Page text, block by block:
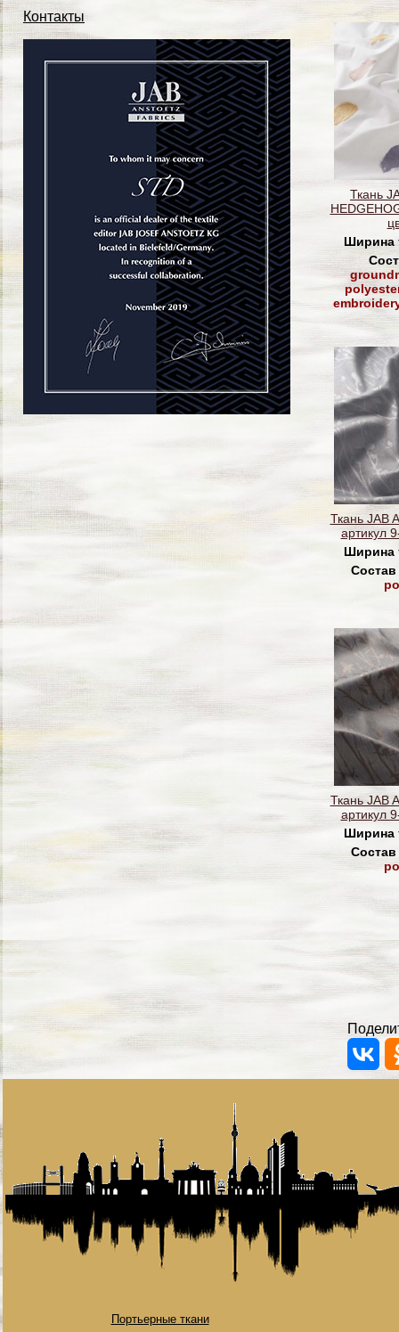
Контакты
Ткань
Ширина
Ткань JAB
артикул
Ширина
Ткань JAB
артикул
Ширина
Портьерные ткани